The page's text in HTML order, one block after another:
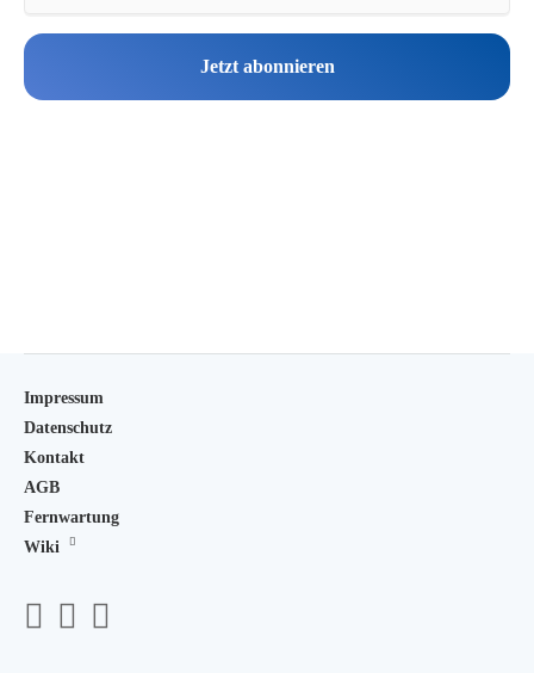
Jetzt abonnieren
Impressum
Datenschutz
Kontakt
AGB
Fernwartung
Wiki